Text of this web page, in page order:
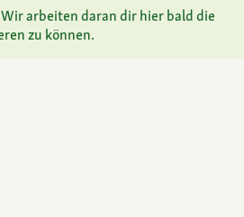
arbeiten daran dir hier bald die
zu können.